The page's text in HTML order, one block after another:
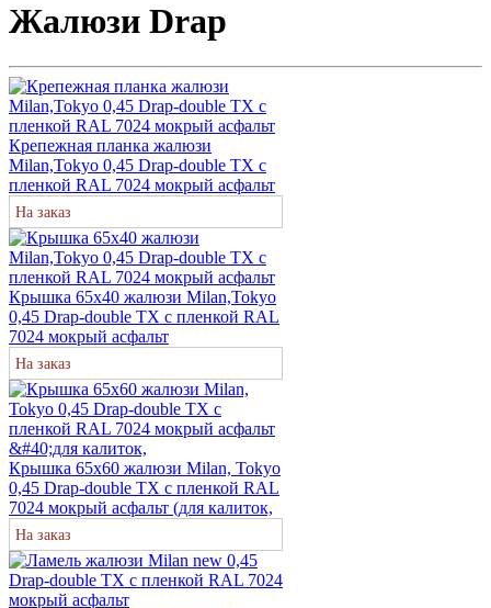
Жалюзи Drap
Крепежная планка жалюзи
Milan,Tokyo 0,45 Drap-double TX с
пленкой RAL 7024 мокрый асфальт
На заказ
Крышка 65х40 жалюзи Milan,Tokyo
0,45 Drap-double TX с пленкой RAL
7024 мокрый асфальт
На заказ
Крышка 65х60 жалюзи Milan, Tokyo
0,45 Drap-double TX с пленкой RAL
7024 мокрый асфальт (для калиток,
На заказ